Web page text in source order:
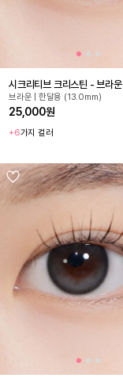
시크리티브 크리스틴 - 브라운
브라운 | 한달용 (13.0mm)
25,000원
+6가지 컬러